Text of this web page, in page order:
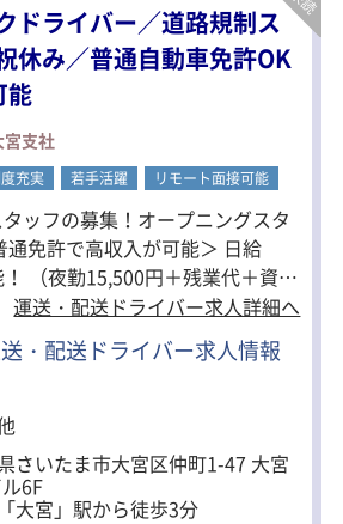
員も近くにいるので安心です！
ライバー、6割は警備のお仕事
ます。
地多数＞
県
社・柏支社・千葉支社・浦安支
戸支社・成田営業所・鎌ケ谷支
更津営業所
ドライバー／道路規制ス
休み／普通自動車免許OK
能
宮支社
充実 若手活躍 リモート面接可能
ッフの募集！オープニングスタ
通免許で高収入が可能＞ 日給
（夜勤15,500円＋残業代＋資格
ークで働きたい」 「日勤／夜勤
格を活かして稼ぎたい」 他に
をお持ちの人は優遇します。 ・
転等などの負担は一切なし。 ・
の福利厚生。 ※最初の2ヶ
警備業をお任せします。
運送・配送ドライバー求人詳細へ
・配送ドライバー求人情報
さいたま市大宮区仲町1-47 大宮
6F
大宮」駅から徒歩3分